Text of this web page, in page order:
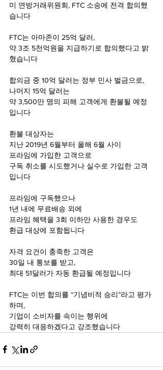
미 연방거래위원회, FTC 소송에 전격 합의했
습니다
FTC는 아마존이 25억 달러,
약 3조 5천억원을 지급하기로 합의했다고 밝
혔습니다
합의금 중 10억 달러는 정부 민사 벌금으로,
나머지 15억 달러는
약 3,500만 명의 피해 고객에게 환불될 예정
입니다
환불 대상자는
지난 2019년 6월부터 올해 6월 사이
프라임에 가입한 고객으로
구독 취소를 시도했거나 실수로 가입한 고객
입니다
프라임에 구독했으나
1년 내에 무료배송 외에
프라임 혜택을 3회 이하만 사용한 경우도
환급 대상에 포함됩니다
자격 요건이 충족한 고객은
30일 내 통보를 받고,
최대 51달러가 자동 환급될 예정입니다
FTC는 이번 합의를 “기념비적 승리”라고 평가
하며,
기업이 소비자를 속이는 행위에
강력히 대응하겠다고 강조했습니다